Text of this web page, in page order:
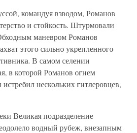
командуя взводом, Романов
и стойкость. Штурмовали
маневром Романов
этого сильно укрепленного
В самом селении
в которой Романов огнем
нескольких гитлеровцев,
Великая подразделение
водный рубеж, внезапным